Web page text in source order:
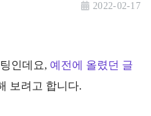
2022-02-17
인데요, 예전에 올렸던 글
보려고 합니다.